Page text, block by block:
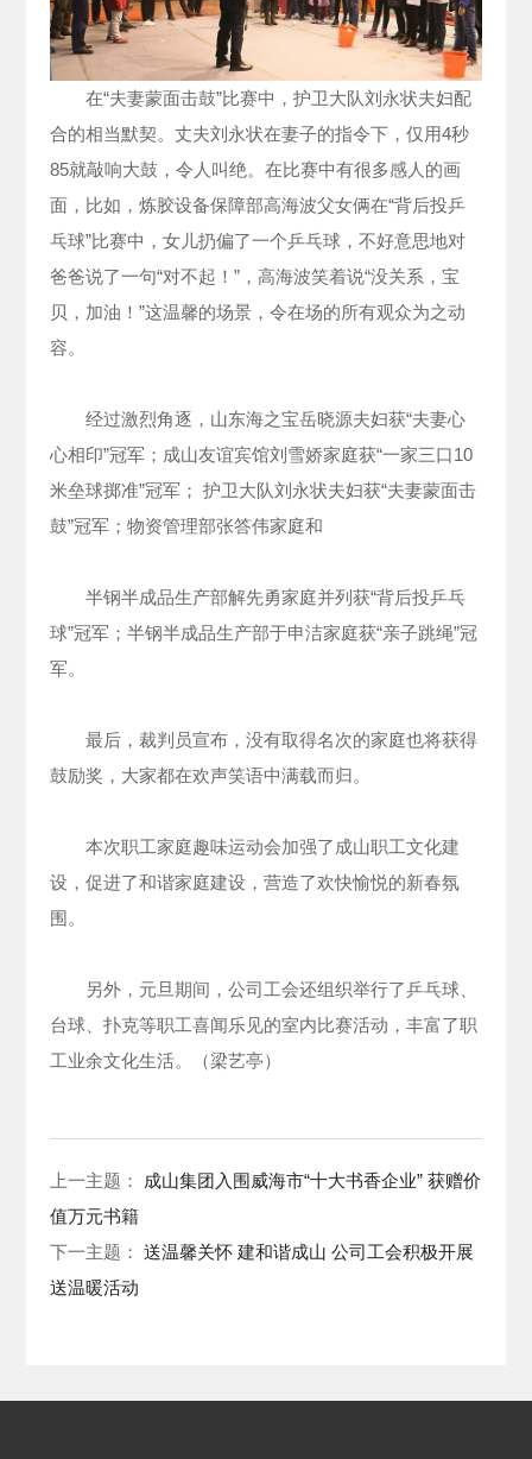
在“夫妻蒙面击鼓”比赛中，护卫大队刘永状夫妇配
合的相当默契。丈夫刘永状在妻子的指令下，仅用4秒
85就敲响大鼓，令人叫绝。在比赛中有很多感人的画
面，比如，炼胶设备保障部高海波父女俩在“背后投乒
乓球”比赛中，女儿扔偏了一个乒乓球，不好意思地对
爸爸说了一句“对不起！”，高海波笑着说“没关系，宝
贝，加油！”这温馨的场景，令在场的所有观众为之动
容。
经过激烈角逐，山东海之宝岳晓源夫妇获“夫妻心
心相印”冠军；成山友谊宾馆刘雪娇家庭获“一家三口10
米垒球掷准”冠军； 护卫大队刘永状夫妇获“夫妻蒙面击
鼓”冠军；物资管理部张答伟家庭和
半钢半成品生产部解先勇家庭并列获“背后投乒乓
球”冠军；半钢半成品生产部于申洁家庭获“亲子跳绳”冠
军。
最后，裁判员宣布，没有取得名次的家庭也将获得
鼓励奖，大家都在欢声笑语中满载而归。
本次职工家庭趣味运动会加强了成山职工文化建
设，促进了和谐家庭建设，营造了欢快愉悦的新春氛
围。
另外，元旦期间，公司工会还组织举行了乒乓球、
台球、扑克等职工喜闻乐见的室内比赛活动，丰富了职
工业余文化生活。（梁艺亭）
上一主题： 成山集团入围威海市“十大书香企业” 获赠价
值万元书籍
下一主题：送温馨关怀 建和谐成山 公司工会积极开展
送温暖活动